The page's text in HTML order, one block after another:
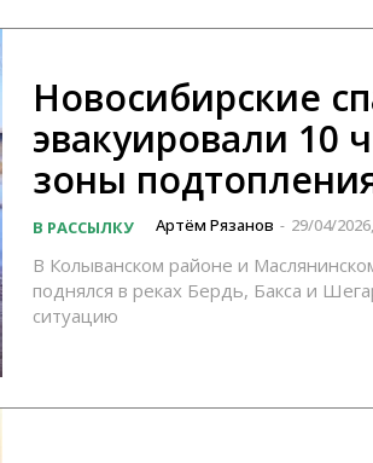
Новосибирские
эвакуировали 10
зоны
В РАССЫЛКУ Артём Рязанов - 29/04/
В Колыванском районе и
поднялся в реках Бердь, Бакса и
ситуацию